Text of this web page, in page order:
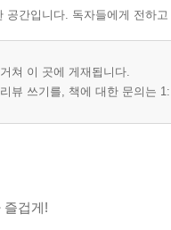
공간입니다. 독자들에게 전하
쳐 이 곳에 게재됩니다.
뷰 쓰기를, 책에 대한 문의는
즐겁게!